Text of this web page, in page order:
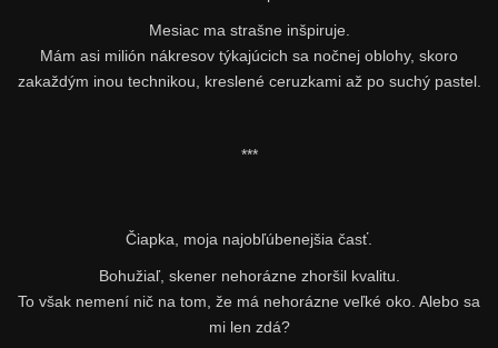
Mesiac ma strašne inšpiruje.
Mám asi milión nákresov týkajúcich sa nočnej oblohy, skoro
zakaždým inou technikou, kreslené ceruzkami až po suchý pastel.
***
Čiapka, moja najobľúbenejšia časť.
Bohužiaľ, skener nehorázne zhoršil kvalitu.
To však nemení nič na tom, že má nehorázne veľké oko. Alebo sa
mi len zdá?